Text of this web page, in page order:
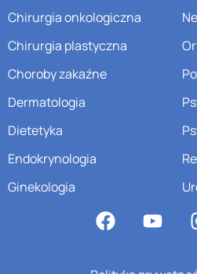
Chirurgia onkologiczna
Chirurgia plastyczna
Choroby zakaźne
Dermatologia
Dietetyka
Endokrynologia
Ginekologia